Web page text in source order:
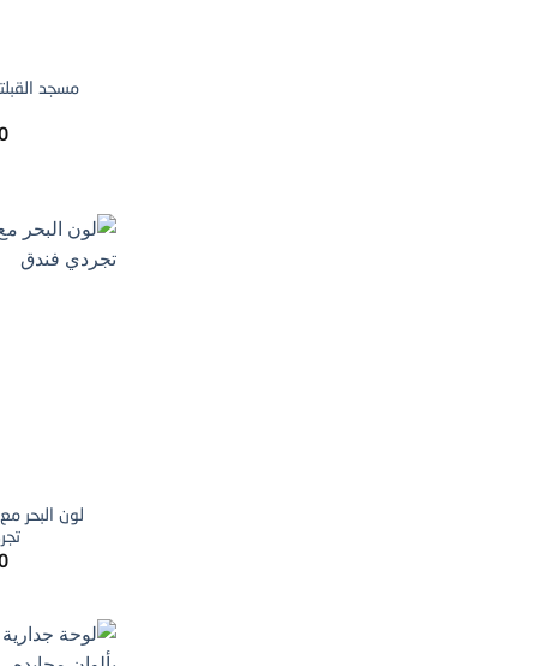
مسجد
لون البحر